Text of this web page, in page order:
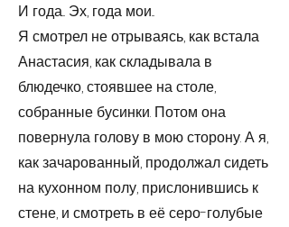
И года... Эх, года мои...
Я смотрел не отрываясь, как встала
Анастасия, как складывала в
блюдечко, стоявшее на столе,
собранные бусинки. Потом она
повернула голову в мою сторону. А я,
как зачарованный, продолжал сидеть
на кухонном полу, прислонившись к
стене, и смотреть в её серо-голубые